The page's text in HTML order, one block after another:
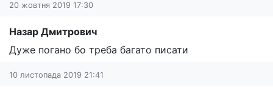
20 жовтня 2019 17:30
Назар Дмитрович
Дуже погано бо треба багато писати
10 листопада 2019 21:41